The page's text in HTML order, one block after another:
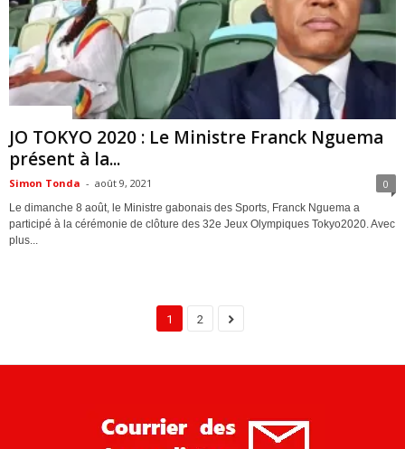
JO TOKYO 2020 : Le Ministre Franck Nguema
présent à la...
Simon Tonda - août 9, 2021 0
Le dimanche 8 août, le Ministre gabonais des Sports, Franck Nguema a
participé à la cérémonie de clôture des 32e Jeux Olympiques Tokyo2020. Avec
plus...
1 2